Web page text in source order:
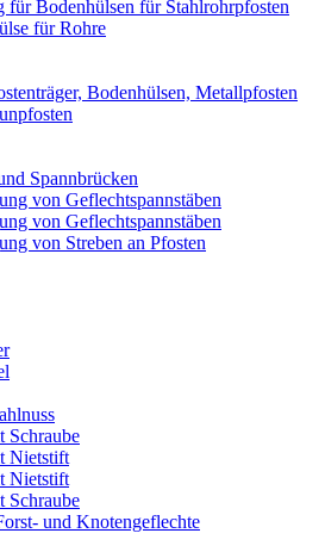
für Bodenhülsen für Stahlrohrpfosten
für Rohre
Bodenhülsen, Metallpfosten
Spannbrücken
von Geflechtspannstäben
von Geflechtspannstäben
von Streben an Pfosten
Schraube
Nietstift
Nietstift
Schraube
und Knotengeflechte